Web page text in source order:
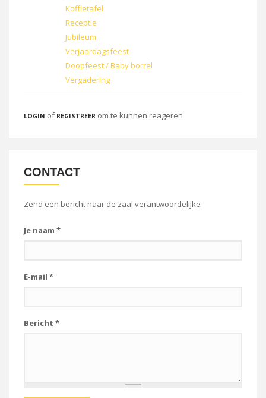
Koffietafel
Receptie
Jubileum
Verjaardagsfeest
Doopfeest / Baby borrel
Vergadering
LOGIN of REGISTREER om te kunnen reageren
CONTACT
Zend een bericht naar de zaal verantwoordelijke
Je naam *
E-mail *
Bericht *